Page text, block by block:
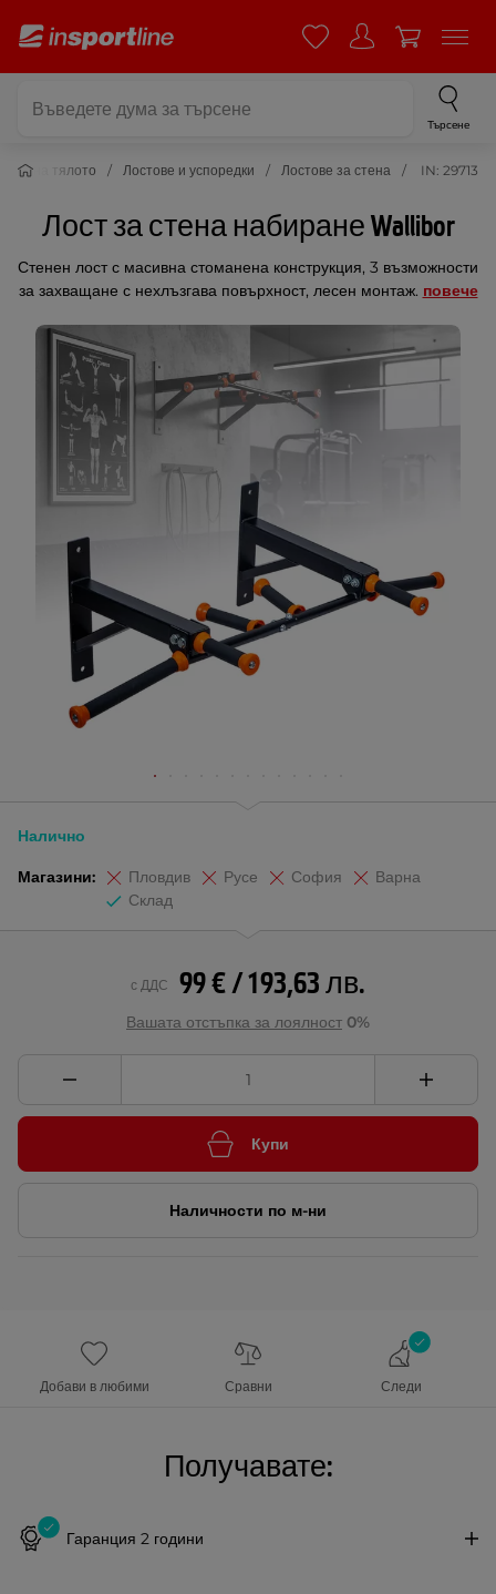
Търсене
на тялото Лостове и успоредки Лостове за стена IN: 29713
Лост за стена набиране Wallibor
Стенен лост с масивна стоманена конструкция, 3 възможности
за захващане с нехлъзгава повърхност, лесен монтаж. повече
Налично
Магазини: Пловдив Русе София
Варна
Склад
99 € / 193,63 лв.
с ДДС
Вашата отстъпка за лоялност 0%
Купи
Наличности по м-ни
Добави в любими Сравни Следи
Получавате:
Гаранция 2 години